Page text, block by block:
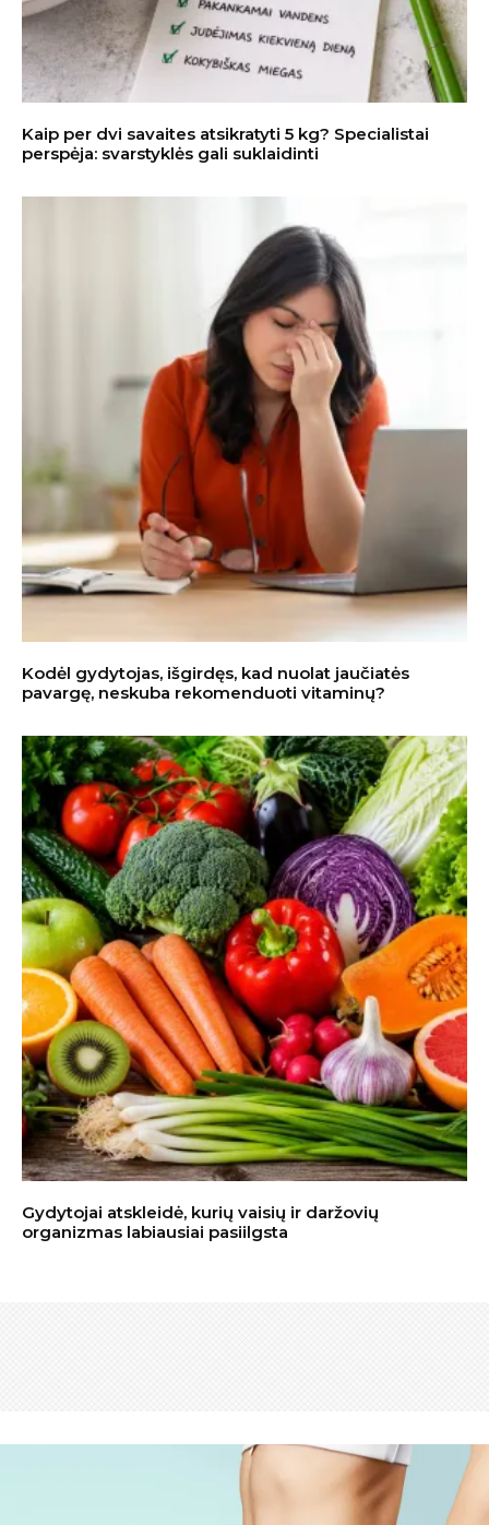
Kaip per dvi savaites atsikratyti 5 kg? Specialistai
perspėja: svarstyklės gali suklaidinti
Kodėl gydytojas, išgirdęs, kad nuolat jaučiatės
pavargę, neskuba rekomenduoti vitaminų?
Gydytojai atskleidė, kurių vaisių ir daržovių
organizmas labiausiai pasiilgsta